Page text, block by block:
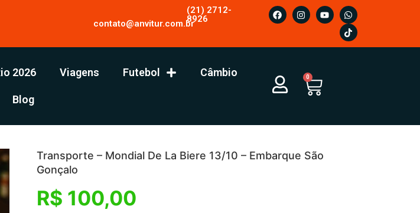
contato@anvitur.com.br
(21) 2712-
8926
2026 Viagens Futebol Câmbio
Blog
0
Transporte – Mondial De La Biere 13/10 – Embarque São
Gonçalo
R$ 100,00